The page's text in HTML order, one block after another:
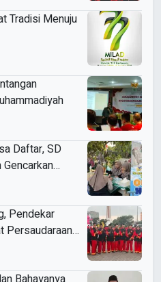
Tradisi Menuju
Daftar, SD
Pendekar
Persaudaraan